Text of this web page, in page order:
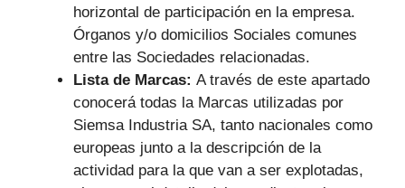
horizontal de participación en la empresa.
Órganos y/o domicilios Sociales comunes
entre las Sociedades relacionadas.
Lista de Marcas: A través de este apartado
conocerá todas la Marcas utilizadas por
Siemsa Industria SA, tanto nacionales como
europeas junto a la descripción de la
actividad para la que van a ser explotadas,